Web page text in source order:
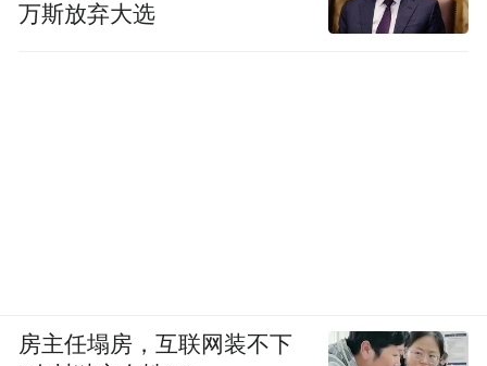
万斯放弃大选
房主任塌房，互联网装不下